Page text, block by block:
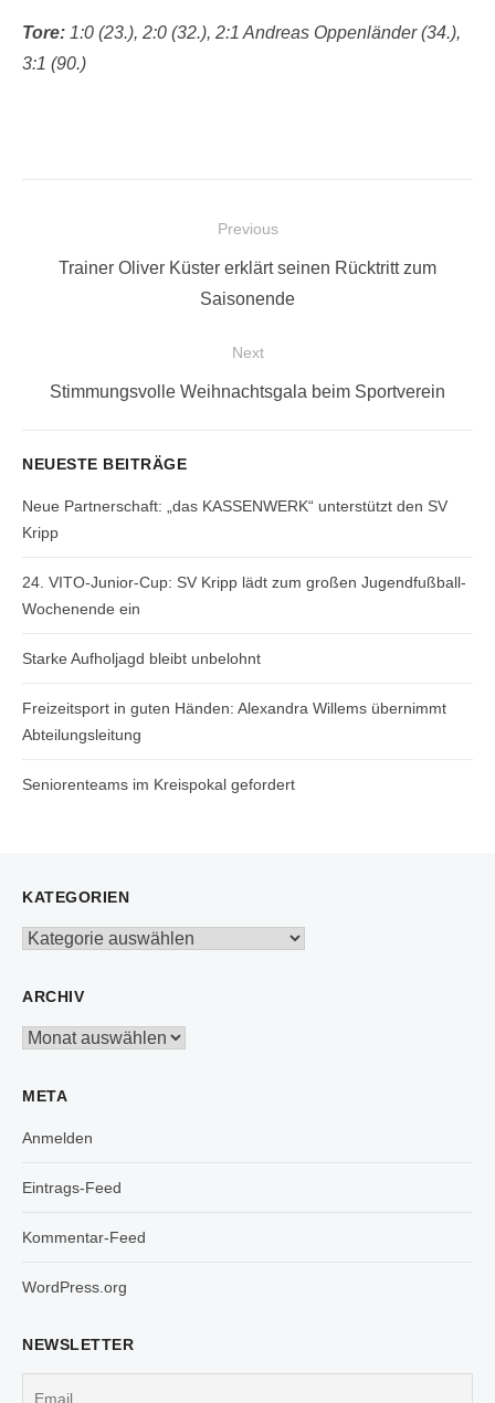
Tore: 1:0 (23.), 2:0 (32.), 2:1 Andreas Oppenländer (34.),
3:1 (90.)
Beitragsnavigation
Previous
Previous
Trainer Oliver Küster erklärt seinen Rücktritt zum
Saisonende
Next
Next
Stimmungsvolle Weihnachtsgala beim Sportverein
NEUESTE BEITRÄGE
Neue Partnerschaft: „das KASSENWERK“ unterstützt den SV
Kripp
24. VITO-Junior-Cup: SV Kripp lädt zum großen Jugendfußball-
Wochenende ein
Starke Aufholjagd bleibt unbelohnt
Freizeitsport in guten Händen: Alexandra Willems übernimmt
Abteilungsleitung
Seniorenteams im Kreispokal gefordert
KATEGORIEN
Kategorien
ARCHIV
Archiv
META
Anmelden
Eintrags-Feed
Kommentar-Feed
WordPress.org
NEWSLETTER